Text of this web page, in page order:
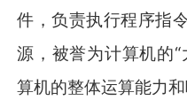
件，负责执行程序指
源，被誉为计算机的
算机的整体运算能力和